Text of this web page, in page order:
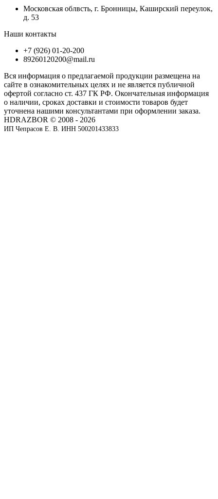
Московская облвсть, г. Бронницы, Каширский переулок,
д. 53
Наши контакты
+7 (926) 01-20-200
89260120200@mail.ru
Вся информация о предлагаемой продукции размещена на
сайте в ознакомительных целях и не является публичной
офертой согласно ст. 437 ГК РФ. Окончательная информация
о наличии, сроках доставки и стоимости товаров будет
уточнена нашими консультантами при оформлении заказа.
HDRAZBOR © 2008 - 2026
ИП Чепрасов Е. В. ИНН 500201433833